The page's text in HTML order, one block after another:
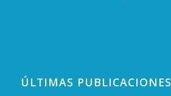
ÚLTIMAS PUBLICACIONES